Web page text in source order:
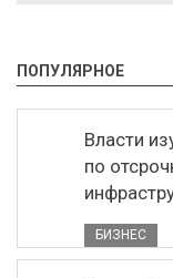
ПОПУЛЯРНОЕ
Власти
по
БИЗНЕС